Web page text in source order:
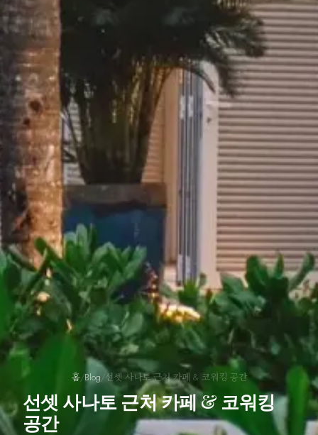
홈/Blog/선셋 사나토 근처 카페 & 코워킹 공간
선셋 사나토 근처 카페 & 코워킹
공간